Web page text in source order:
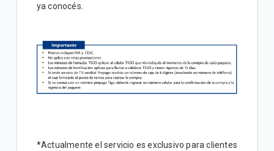
ya conocés.
*Actualmente el servicio es exclusivo para clientes